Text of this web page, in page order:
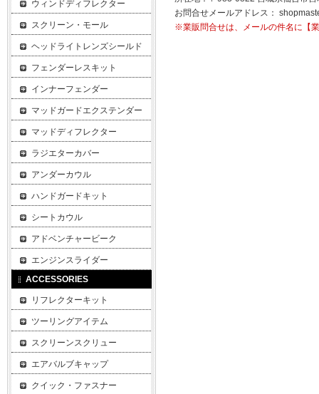
お問合せメールアドレス：
※業販問合せは、メールの件名に【
ウィンドディフレクター
スクリーン・モール
ヘッドライトレンズシールド
フェンダーレスキット
インナーフェンダー
マッドガードエクステンダー
マッドディフレクター
ラジエターカバー
アンダーカウル
ハンドガードキット
シートカウル
アドベンチャービーク
エンジンスライダー
ACCESSORIES
リフレクターキット
ツーリングアイテム
スクリーンスクリュー
エアバルブキャップ
クイック・ファスナー